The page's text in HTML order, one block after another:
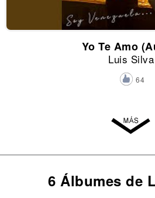
Yo Te Amo
Luis Silva
64
6 Álbumes de